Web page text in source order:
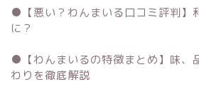
● 【悪い？わんまいる口コミ評判
に？
● 【わんまいるの特徴まとめ】味
わりを徹底解説